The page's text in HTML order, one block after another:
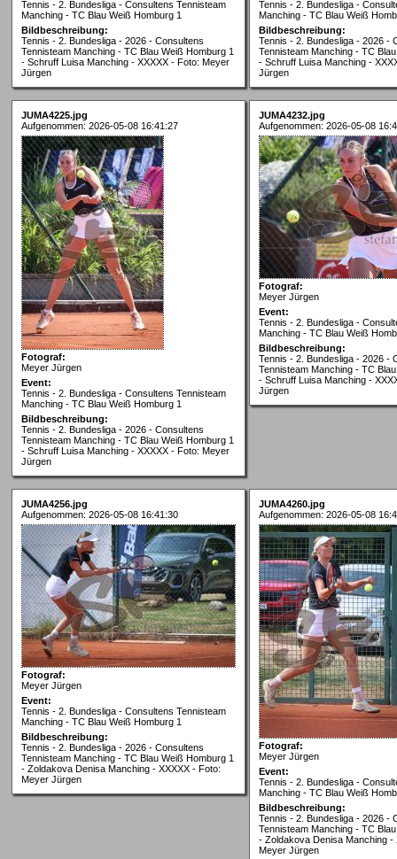
Tennis - 2. Bundesliga - Consultens Tennisteam
Manching - TC Blau Weiß Homburg 1
Bildbeschreibung:
Tennis - 2. Bundesliga - 2026 - Consultens
Tennisteam Manching - TC Blau Weiß Homburg 1
- Schruff Luisa Manching - XXXXX - Foto: Meyer
Jürgen
Tennis - 2. Bundesliga -
Manching - TC Blau Weiß
Bildbeschreibung:
Tennis - 2. Bundesliga - 2026 -
Tennisteam Manching - TC
- Schruff Luisa Manching -
Jürgen
JUMA4225.jpg
Aufgenommen: 2026-05-08 16:41:27
Fotograf:
Meyer Jürgen
Event:
Tennis - 2. Bundesliga - Consultens Tennisteam
Manching - TC Blau Weiß Homburg 1
Bildbeschreibung:
Tennis - 2. Bundesliga - 2026 - Consultens
Tennisteam Manching - TC Blau Weiß Homburg 1
- Schruff Luisa Manching - XXXXX - Foto: Meyer
Jürgen
JUMA4232.jpg
Aufgenommen: 2026-05-08
Fotograf:
Meyer Jürgen
Event:
Tennis - 2. Bundesliga -
Manching - TC Blau Weiß
Bildbeschreibung:
Tennis - 2. Bundesliga - 2026 -
Tennisteam Manching - TC
- Schruff Luisa Manching -
Jürgen
JUMA4256.jpg
Aufgenommen: 2026-05-08 16:41:30
Fotograf:
Meyer Jürgen
Event:
Tennis - 2. Bundesliga - Consultens Tennisteam
Manching - TC Blau Weiß Homburg 1
Bildbeschreibung:
Tennis - 2. Bundesliga - 2026 - Consultens
Tennisteam Manching - TC Blau Weiß Homburg 1
- Zoldakova Denisa Manching - XXXXX - Foto:
Meyer Jürgen
JUMA4260.jpg
Aufgenommen: 2026-05-08
Fotograf:
Meyer Jürgen
Event:
Tennis - 2. Bundesliga -
Manching - TC Blau Weiß
Bildbeschreibung:
Tennis - 2. Bundesliga - 2026 -
Tennisteam Manching - TC
- Zoldakova Denisa Manching -
Meyer Jürgen